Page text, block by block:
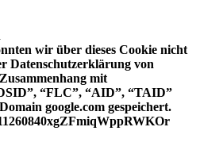
wir über dieses Cookie nicht
Datenschutzerklärung von
mit
“FLC”, “AID”, “TAID”
google.com gespeichert.